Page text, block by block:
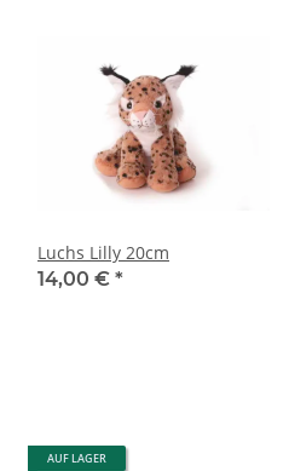
Luchs Lilly 20cm
14,00 € *
AUF LAGER